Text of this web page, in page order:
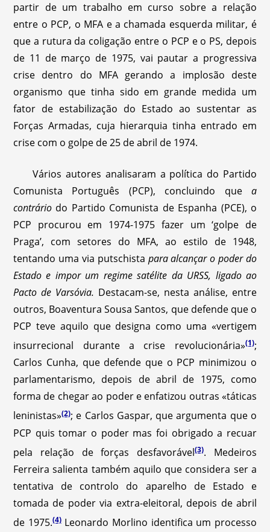
partir de um trabalho em curso sobre a relação
entre o PCP, o MFA e a chamada esquerda militar, é
que a rutura da coligação entre o PCP e o PS, depois
de 11 de março de 1975, vai pautar a progressiva
crise dentro do MFA gerando a implosão deste
organismo que tinha sido em grande medida um
fator de estabilização do Estado ao sustentar as
Forças Armadas, cuja hierarquia tinha entrado em
crise com o golpe de 25 de abril de 1974.
Vários autores analisaram a política do Partido
Comunista Português (PCP), concluindo que a
contrário do Partido Comunista de Espanha (PCE), o
PCP procurou em 1974-1975 fazer um ‘golpe de
Praga’, com setores do MFA, ao estilo de 1948,
tentando uma via putschista para alcançar o poder do
Estado e impor um regime satélite da URSS, ligado ao
Pacto de Varsóvia. Destacam-se, nesta análise, entre
outros, Boaventura Sousa Santos, que defende que o
PCP teve aquilo que designa como uma «vertigem
insurrecional durante a crise revolucionária»(1);
Carlos Cunha, que defende que o PCP minimizou o
parlamentarismo, depois de abril de 1975, como
forma de chegar ao poder e enfatizou outras «táticas
leninistas»(2); e Carlos Gaspar, que argumenta que o
PCP quis tomar o poder mas foi obrigado a recuar
pela relação de forças desfavorável(3). Medeiros
Ferreira salienta também aquilo que considera ser a
tentativa de controlo do aparelho de Estado e
tomada de poder via extra-eleitoral, depois de abril
de 1975.(4)Leonardo Morlino identifica um processo